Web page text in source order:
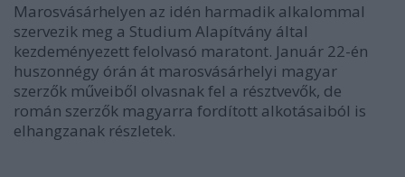
Marosvásárhelyen az idén harmadik alkalommal
szervezik meg a Studium Alapítvány által
kezdeményezett felolvasó maratont. Január 22-én
huszonnégy órán át marosvásárhelyi magyar
szerzők műveiből olvasnak fel a résztvevők, de
román szerzők magyarra fordított alkotásaiból is
elhangzanak részletek.